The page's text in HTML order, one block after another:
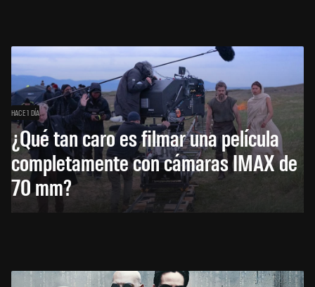
HACE 1 DÍA
¿Qué tan caro es filmar una película
completamente con cámaras IMAX de
70 mm?